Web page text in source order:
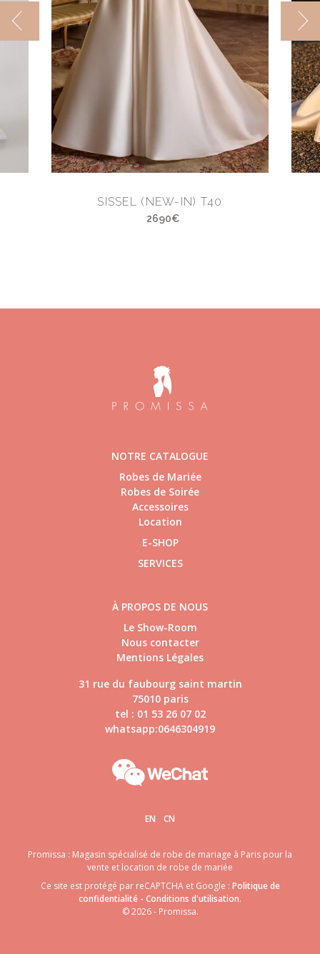
SISSEL (NEW-IN) T40
2690€
NOTRE CATALOGUE
Robes de Mariée
Robes de Soirée
Accessoires
Location
E-SHOP
SERVICES
À PROPOS DE NOUS
Le Show-Room
Nous contacter
Mentions Légales
31 rue du faubourg saint martin
75010 paris
tel : 01 53 26 07 02
whatsapp:0646304919
EN CN
Promissa : Magasin spécialisé de robe de mariage à Paris pour la
vente et location de robe de mariée
Ce site est protégé par reCAPTCHA et Google : Politique de
confidentialité - Conditions d'utilisation.
© 2026 - Promissa.